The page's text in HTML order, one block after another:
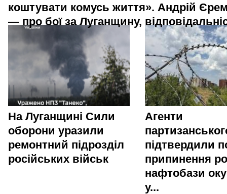
коштувати комусь життя». Андрій
— про бої за Луганщину,
На Луганщині Сили
оборони уразили
ремонтний підрозділ
російських військ
Агенти
підтвердили
припинення
нафтобази
у...